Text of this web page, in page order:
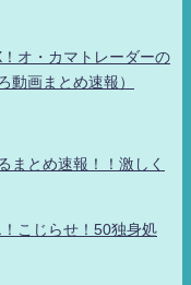
オ・カマトレーダーの
画まとめ速報）
まとめ速報！！激しく
こじらせ！50独身処